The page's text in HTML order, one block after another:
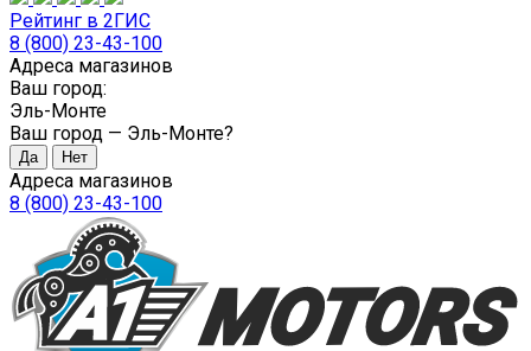
Рейтинг в 2ГИС
8 (800) 23-43-100
Адреса магазинов
Ваш город:
Эль-Монте
Ваш город — Эль-Монте?
Адреса магазинов
8 (800) 23-43-100